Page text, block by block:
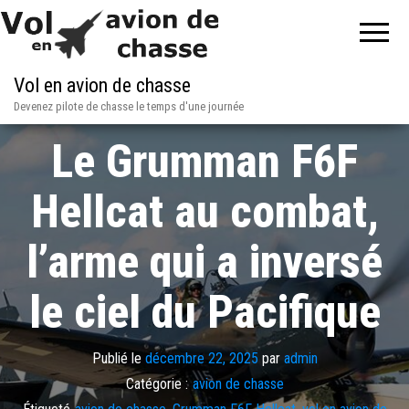
Vol en avion de chasse
Devenez pilote de chasse le temps d'une journée
Le Grumman F6F
Hellcat au combat,
l’arme qui a inversé
le ciel du Pacifique
Publié le décembre 22, 2025 par admin
Catégorie : avion de chasse